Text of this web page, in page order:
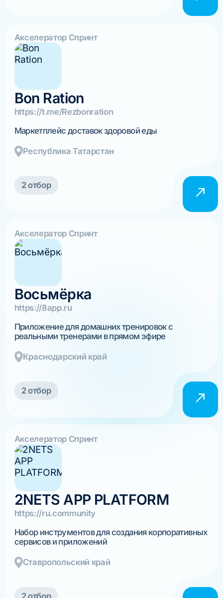
Акселератор Спринт
Bon Ration
https://t.me/Rezbonration
Маркетплейс доставок здоровой еды
Республика Татарстан
2 отбор
Акселератор Спринт
Восьмёрка
https://8app.ru
Приложение для домашних тренировок с
реальными тренерами в прямом эфире
Краснодарский край
2 отбор
Акселератор Спринт
2NETS APP PLATFORM
https://ru.community
Набор инструментов для создания корпоративных
сервисов и приложений
Ставропольский край